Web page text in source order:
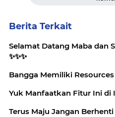
Berita Terkait
Selamat Datang Maba dan
✨️✨️✨️
Bangga Memiliki
Yuk Manfaatkan Fitur Ini di
Terus Maju Jangan Berhenti